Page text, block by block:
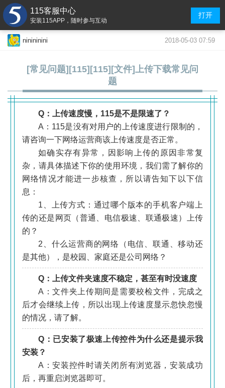
115客服中心
安装115APP，随时参与互动
打开
ninininini 2018-05-03 07:59
[常见问题][115][115][文件]上传下载常见问
题
.
Q：上传速度慢，115是不是限速了？
A：115是没有对用户的上传速度进行限制的，
请咨询一下网络运营商该上传速度是否正常。
如确实存有异常，因影响上传的原因非常复
杂，请具体描述下你的使用环境，我们需了解你的
网络情况才能进一步核查，所以请告知下以下信
息：
1、上传方式：通过哪个版本的手机客户端上
传的还是网页（普通、电信极速、联通极速）上传
的？
2、什么运营商的网络（电信、联通、移动还
是其他），是校园、家庭还是公司网络？
Q：上传文件夹速度不稳定，甚至有时没速度
A：文件夹上传期间是需要校检文件，完成之
后才会继续上传，所以出现上传速度显示忽快忽慢
的情况，请了解。
Q：已安装了极速上传控件为什么还是提示我
安装？
A：安装控件时请关闭所有浏览器，安装成功
后，再重启浏览器即可。